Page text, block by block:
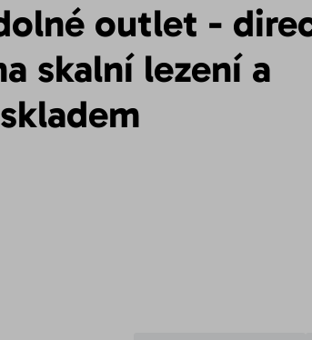
outlet -
skalní lezení a